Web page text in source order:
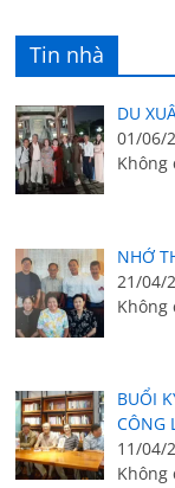
Tin nhà
DU
01/06/
Không
NHỚ
21/04/
Không
BUỔI
CÔNG
11/04/
Không